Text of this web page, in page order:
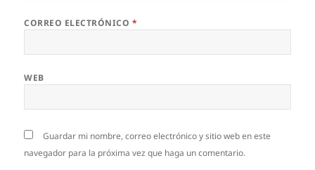
CORREO ELECTRÓNICO *
WEB
Guardar mi nombre, correo electrónico y sitio web en este
navegador para la próxima vez que haga un comentario.